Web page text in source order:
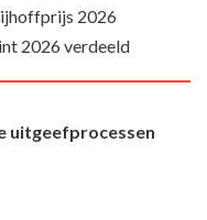
2026
2026 verdeeld
uitgeefprocessen